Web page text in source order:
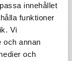
innehållet
funktioner
Vi
och annan
och